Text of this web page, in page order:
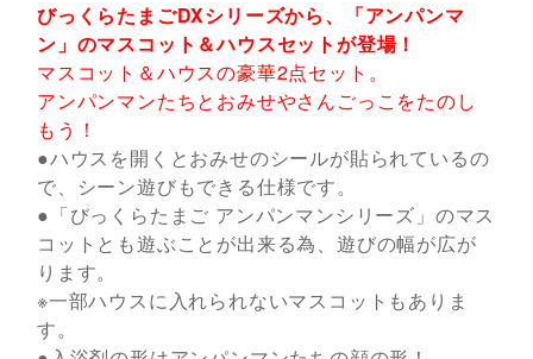
びっくらたまごDXシリーズから、「アンパンマ
ン」のマスコット＆ハウスセットが登場！
マスコット＆ハウスの豪華2点セット。
アンパンマンたちとおみせやさんごっこをたのし
もう！
●ハウスを開くとおみせのシールが貼られているの
で、シーン遊びもできる仕様です。
●「びっくらたまご アンパンマンシリーズ」のマス
コットとも遊ぶことが出来る為、遊びの幅が広が
ります。
※一部ハウスに入れられないマスコットもありま
す。